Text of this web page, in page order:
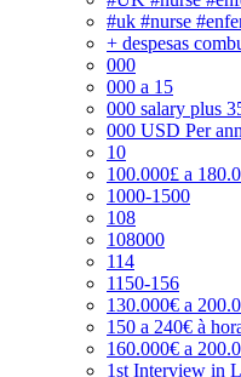
#uk #nurse
+ despesas
000
000 a 15
000 salary plus
000 USD Per
10
100.000£ a
1000-1500
108
108000
114
1150-156
130.000€ a
150 a 240€ à
160.000€ a
1st Interview in